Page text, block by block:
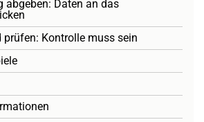
abgeben: Daten an das
prüfen: Kontrolle muss sein